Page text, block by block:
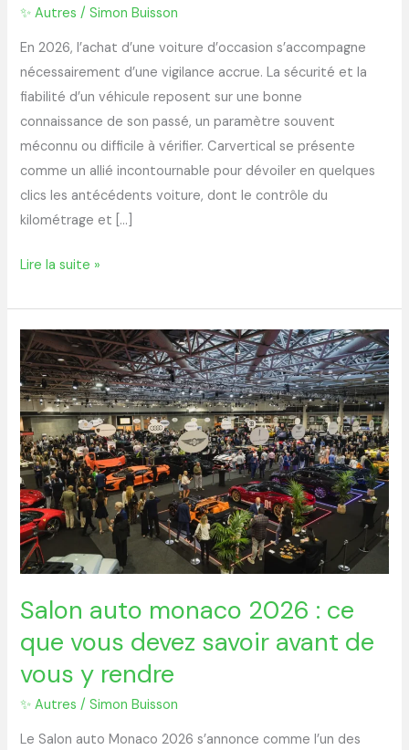
✨ Autres /Simon Buisson
En 2026, l’achat d’une voiture d’occasion s’accompagne
nécessairement d’une vigilance accrue. La sécurité et la
fiabilité d’un véhicule reposent sur une bonne
connaissance de son passé, un paramètre souvent
méconnu ou difficile à vérifier. Carvertical se présente
comme un allié incontournable pour dévoiler en quelques
clics les antécédents voiture, dont le contrôle du
kilométrage et […]
Lire la suite »
Salon auto monaco 2026 : ce
que vous devez savoir avant de
vous y rendre
✨ Autres /Simon Buisson
Le Salon auto Monaco 2026 s’annonce comme l’un des
Salon
auto
monaco
2026
:
ce
que
vous
devez
savoir
de
vous
rendre